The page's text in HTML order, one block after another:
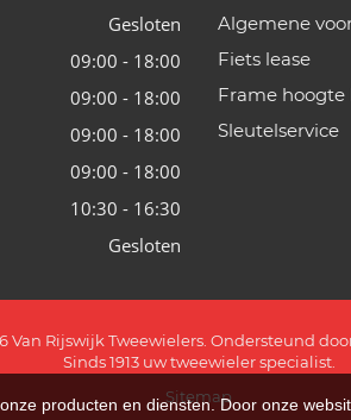
Gesloten
09:00 - 18:00
09:00 - 18:00
09:00 - 18:00
09:00 - 18:00
10:30 - 16:30
Gesloten
Algemene
Fiets lease
Frame hoogte
Sleutelservice
Van Rijswijk Tweewielers. Ondersteund
Sinds 1913 uw tweewieler specialist.
Sitemap
producten en diensten. Door onze